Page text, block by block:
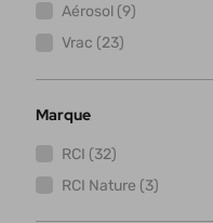
Aérosol (9)
Vrac (23)
Marque
RCI (32)
RCI Nature (3)